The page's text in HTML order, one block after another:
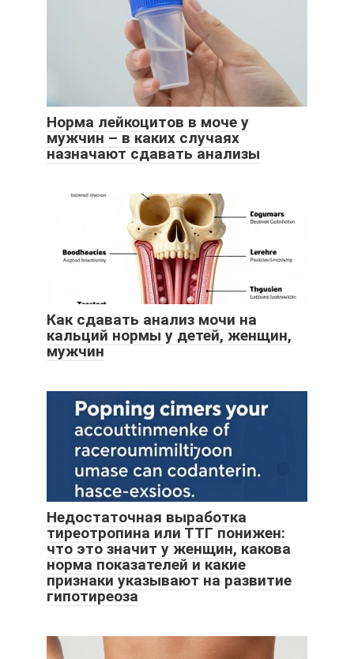
Норма лейкоцитов в моче у
мужчин – в каких случаях
назначают сдавать анализы
Как сдавать анализ мочи на
кальций нормы у детей, женщин,
мужчин
Недостаточная выработка
тиреотропина или ТТГ понижен:
что это значит у женщин, какова
норма показателей и какие
признаки указывают на развитие
гипотиреоза